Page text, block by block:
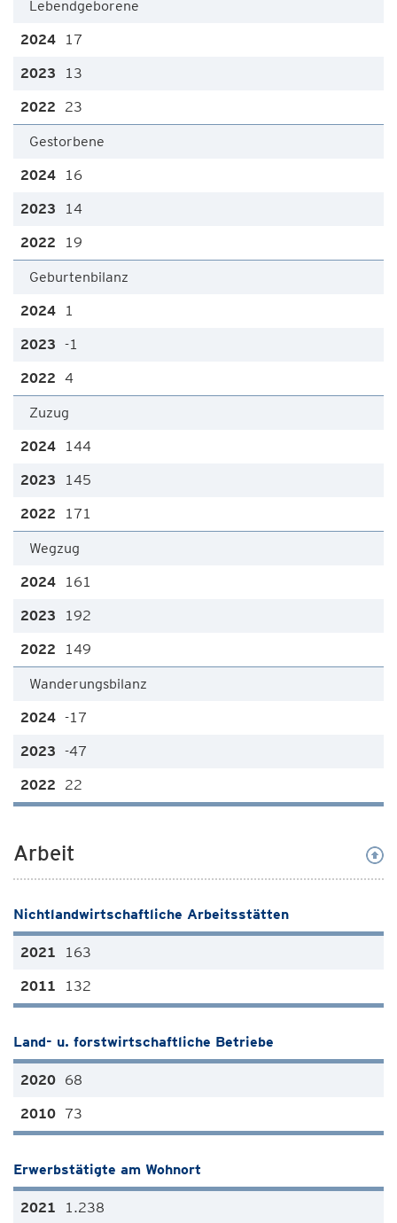
Lebendgeborene
17
13
23
Gestorbene
16
14
19
Geburtenbilanz
1
-1
4
Zuzug
144
145
171
Wegzug
161
192
149
Wanderungsbilanz
-17
-47
22
Arbeit
Nichtlandwirtschaftliche Arbeitsstätten
163
132
Land- u. forstwirtschaftliche Betriebe
68
73
Erwerbstätigte am Wohnort
1.238